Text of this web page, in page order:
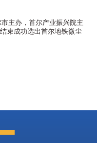
主办，首尔产业振兴院主
束成功选出首尔地铁微尘